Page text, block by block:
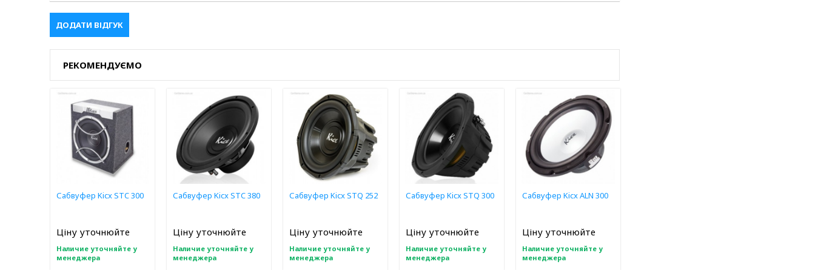
ДОДАТИ ВІДГУК
РЕКОМЕНДУЄМО
Сабвуфер Kicx STC 300
Ціну уточнюйте
Наличие уточняйте у
менеджера
Сабвуфер Kicx STC 380
Ціну уточнюйте
Наличие уточняйте у
менеджера
Сабвуфер Kicx STQ 252
Ціну уточнюйте
Наличие уточняйте у
менеджера
Сабвуфер Kicx STQ 300
Ціну уточнюйте
Наличие уточняйте у
менеджера
Сабвуфер Kicx ALN 300
Ціну уточнюйте
Наличие уточняйте у
менеджера